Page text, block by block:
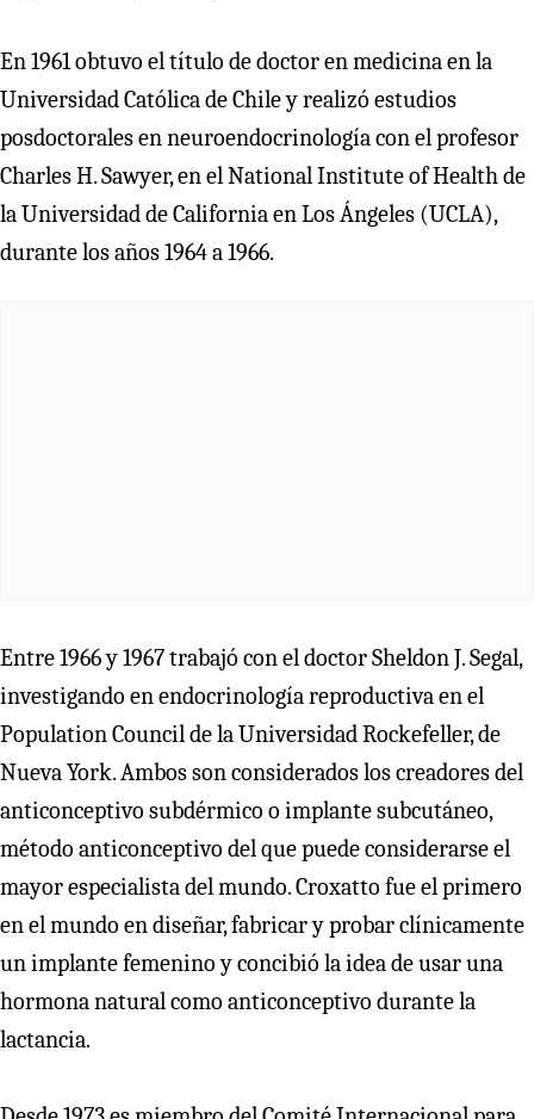
En 1961 obtuvo el título de doctor en medicina en la
Universidad Católica de Chile y realizó estudios
posdoctorales en neuroendocrinología con el profesor
Charles H. Sawyer, en el National Institute of Health de
la Universidad de California en Los Ángeles (UCLA),
durante los años 1964 a 1966.
Entre 1966 y 1967 trabajó con el doctor Sheldon J. Segal,
investigando en endocrinología reproductiva en el
Population Council de la Universidad Rockefeller, de
Nueva York. Ambos son considerados los creadores del
anticonceptivo subdérmico o implante subcutáneo,
método anticonceptivo del que puede considerarse el
mayor especialista del mundo. Croxatto fue el primero
en el mundo en diseñar, fabricar y probar clínicamente
un implante femenino y concibió la idea de usar una
hormona natural como anticonceptivo durante la
lactancia.